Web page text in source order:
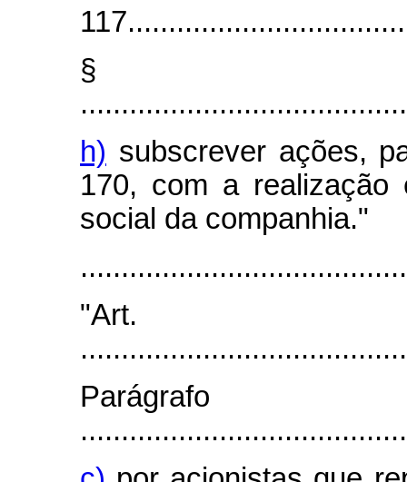
§
h) subscrever ações,
170, com a realização
social da companhia."